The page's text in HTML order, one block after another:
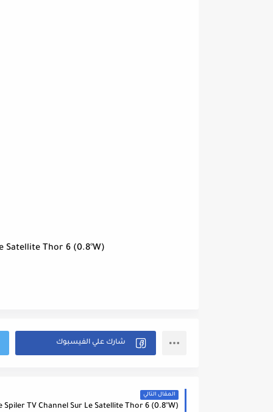
Satellite Thor 6 (0.8°W)
المقال التالي